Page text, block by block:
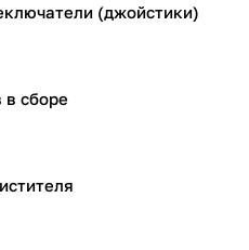
(джойстики)
в сборе